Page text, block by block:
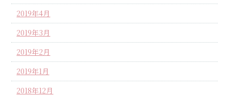
2019年4月
2019年3月
2019年2月
2019年1月
2018年12月